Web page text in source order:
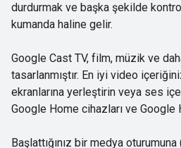
durdurmak ve başka şekilde
kumanda haline gelir.
Google Cast TV, film, müzik ve
tasarlanmıştır. En iyi video
ekranlarına yerleştirin veya ses
Google Home cihazları ve Google
Başlattığınız bir medya